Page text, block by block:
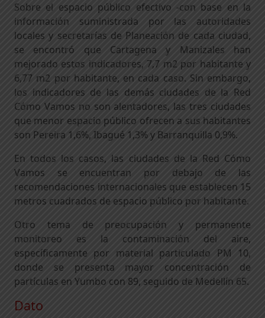
Sobre el espacio público efectivo -con base en la
información suministrada por las autoridades
locales y secretarías de Planeación de cada ciudad,
se encontró que Cartagena y Manizales han
mejorado estos indicadores, 7,7 m2 por habitante y
6,77 m2 por habitante, en cada caso. Sin embargo,
los indicadores de las demás ciudades de la Red
Cómo Vamos no son alentadores, las tres ciudades
que menor espacio público ofrecen a sus habitantes
son Pereira 1,6%, Ibagué 1,3% y Barranquilla 0,9%.
En todos los casos, las ciudades de la Red Cómo
Vamos se encuentran por debajo de las
recomendaciones internacionales que establecen 15
metros cuadrados de espacio público por habitante.
Otro tema de preocupación y permanente
monitoreo es la contaminación del aire,
específicamente por material particulado PM 10,
donde se presenta mayor concentración de
partículas en Yumbo con 89, seguido de Medellín 65.
Dato